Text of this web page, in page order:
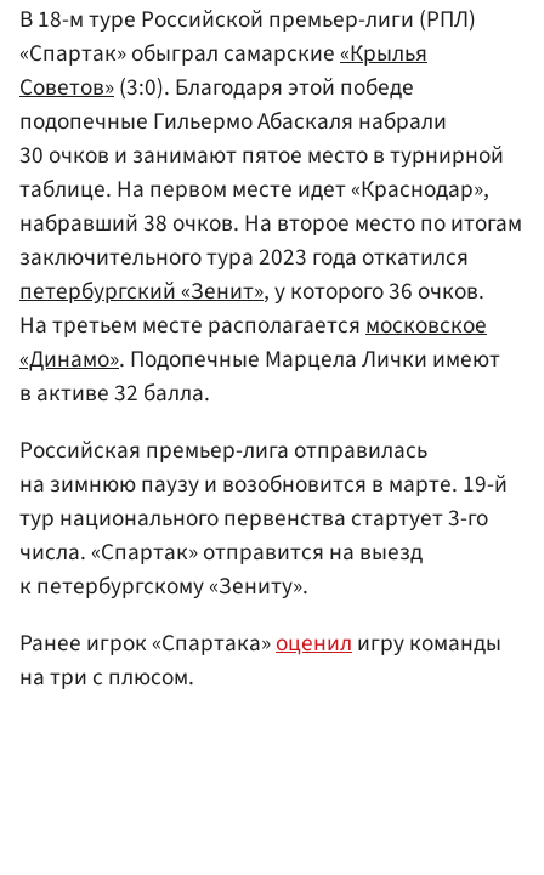
В 18-м туре Российской премьер-лиги (РПЛ)
«Спартак» обыграл самарские«Крылья
Советов»(3:0). Благодаря этой победе
подопечные Гильермо Абаскаля набрали
30 очков и занимают пятое место в турнирной
таблице. На первом месте идет «Краснодар»,
набравший 38 очков. На второе место по итогам
заключительного тура 2023 года откатился
петербургский «Зенит», у которого 36 очков.
На третьем месте располагаетсямосковское
«Динамо». Подопечные Марцела Лички имеют
в активе 32 балла.
Российская премьер-лига отправилась
на зимнюю паузу и возобновится в марте. 19-й
тур национального первенства стартует 3-го
числа. «Спартак» отправится на выезд
к петербургскому «Зениту».
Ранее игрок «Спартака»оценилигру команды
на три с плюсом.